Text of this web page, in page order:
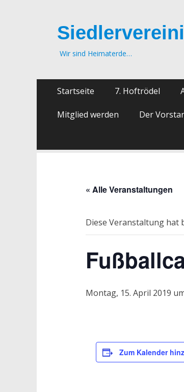
Wir sind Heimaterde…
Primäres
Inhalt
springen
Startseite 7. Hoftrödel
Mitglied werden Der
« Alle Veranstaltungen
Diese Veranstaltung hat
Montag, 15. April 2019
Zum Kalender